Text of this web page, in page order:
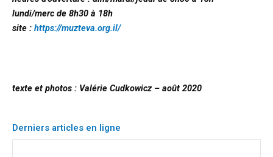
lundi/merc de 8h30 à 18h
site : https://muzteva.org.il/
texte et photos : Valérie Cudkowicz – août 2020
Derniers articles en ligne